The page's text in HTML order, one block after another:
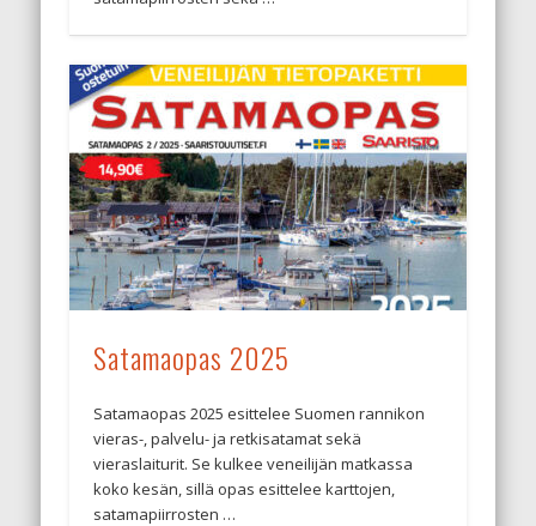
Satamaopas 2025
Satamaopas 2025 esittelee Suomen rannikon
vieras-, palvelu- ja retkisatamat sekä
vieraslaiturit. Se kulkee veneilijän matkassa
koko kesän, sillä opas esittelee karttojen,
satamapiirrosten …